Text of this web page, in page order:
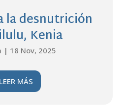
la desnutrición
Kenia
| 18 Nov, 2025
LEER MÁS